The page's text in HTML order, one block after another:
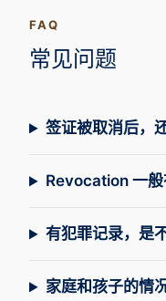
FAQ
常见问题
签证被取消后，
Revocation 一般
有犯罪记录，是
家庭和孩子的情